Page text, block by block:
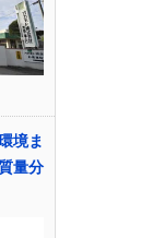
境ま
量分